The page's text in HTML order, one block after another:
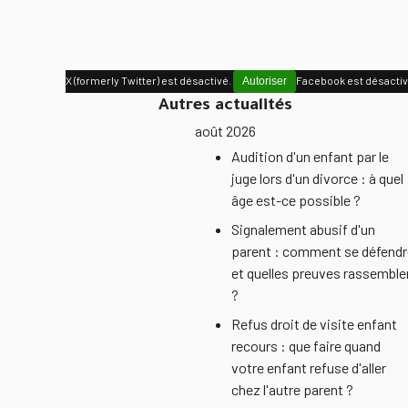
X (formerly Twitter) est désactivé. Autoriser Facebook est
Autres actualités
août 2026
Audition d'un enfant par le
juge lors d'un divorce : à quel
âge est-ce possible ?
Signalement abusif d'un
parent : comment se
et quelles preuves
?
Refus droit de visite enfant
recours : que faire quand
votre enfant refuse d'aller
chez l'autre parent ?